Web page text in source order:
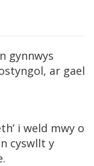
gynnwys
ar gael
i weld mwy o
cyswllt y